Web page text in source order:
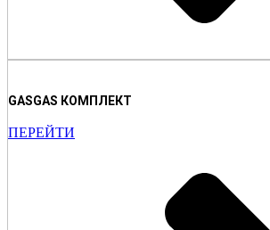
GASGAS КОМПЛЕКТ
ПЕРЕЙТИ